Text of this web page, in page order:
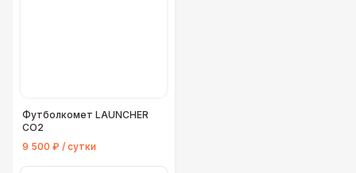
Футболкомет LAUNCHER
СО2
9 500 ₽ / сутки